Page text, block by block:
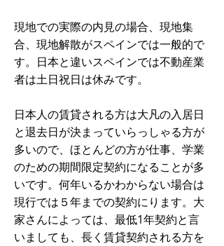
現地での実際の内見の場合、現地集
合、現地解散がスペインでは一般的で
す。日本と違いスペインでは不動産業
者は土日祝日は休みです。
日本人の賃貸される方は大凡の入居日
と退去日が決まっていらっしゃる方が
多いので、ほとんどの方が仕事、学業
のための期間限定契約になることが多
いです。何年いるかわからない場合は
現行では５年までの契約にります。大
家さんによっては、最低1年契約と言
いましても、長く賃貸契約される方を